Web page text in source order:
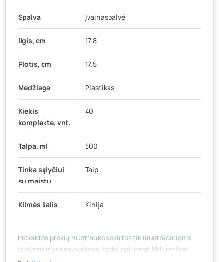
Spalva Įvairiaspalvė
Ilgis, cm 17.8
Plotis, cm 17.5
Medžiaga Plastikas
Kiekis
komplekte, vnt.
40
Talpa, ml 500
Tinka sąlyčiui
su maistu
Taip
Kilmės šalis Kinija
Pateiktos prekių nuotraukos skirtos tik iliustraciniams
tikslams ir yra pavyzdinės, todėl gali neatitikti realios